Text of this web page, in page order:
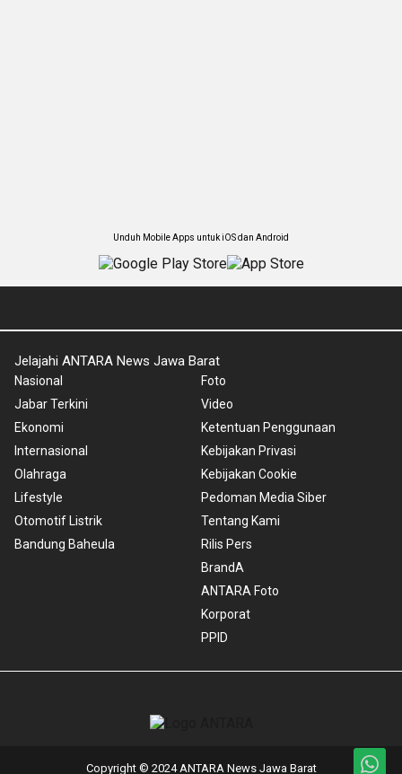
Unduh Mobile Apps untuk iOS dan Android
Jelajahi ANTARA News Jawa Barat
Nasional
Jabar Terkini
Ekonomi
Internasional
Olahraga
Lifestyle
Otomotif Listrik
Bandung Baheula
Foto
Video
Ketentuan Penggunaan
Kebijakan Privasi
Kebijakan Cookie
Pedoman Media Siber
Tentang Kami
Rilis Pers
BrandA
ANTARA Foto
Korporat
PPID
Copyright © 2024 ANTARA News Jawa Barat